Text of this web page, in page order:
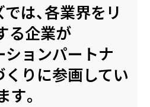
は、各業界をリ
る企業が
ションパートナ
くりに参画してい
す。